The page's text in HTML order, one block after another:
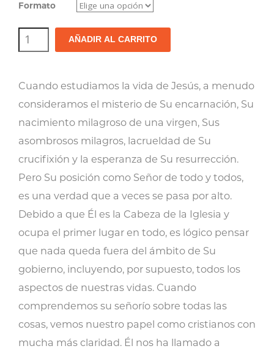
Formato
Jesús:
Es
AÑADIR AL CARRITO
Cuando estudiamos la vida de Jesús, a menudo
consideramos el misterio de Su encarnación, Su
nacimiento milagroso de una virgen, Sus
asombrosos milagros, lacrueldad de Su
crucifixión y la esperanza de Su resurrección.
Pero Su posición como Señor de todo y todos,
es una verdad que a veces se pasa por alto.
Debido a que Él es la Cabeza de la Iglesia y
ocupa el primer lugar en todo, es lógico pensar
que nada queda fuera del ámbito de Su
gobierno, incluyendo, por supuesto, todos los
aspectos de nuestras vidas. Cuando
comprendemos su señorío sobre todas las
cosas, vemos nuestro papel como cristianos con
mucha más claridad. Él nos ha llamado a